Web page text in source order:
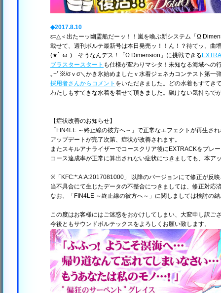
◆2017.8.10
ε=△＜出たーッ幽霊船だーッ！！嵐を喚ぶ新システム「Ω
載せて、週刊ボルテ最新号は本日発売ッ！！ん！？待てッ、
(★`･ω･)ゞそうなんデス！「Ω Dimension」に挑戦できる
ブラスタースタート も仕様が変わりマシタ！未知なる海域へ
｡+ﾟ※/σｖσ＼かき氷始めましたｖ水着ジェネカコンテスト第一
採用者さんからコメント をいただきました。どの水着もすてき
わたしもすてきな水着を着せて頂きました。融けない気持ちで
【症状改善のお知らせ】
「FIN4LE ～終止線の彼方へ～」で正常なエフェクトが再生さ
アップデートが完了次第、症状が改善されます。
またスキルアナライザーでコースクリア後にEXTRACKをプレ
コース達成率が正常に算出されない症状につきましても、本ア
※「KFC:*:A:A:2017081000」 以降のバージョンにて修正が反
当不具合にて生じたデータの不整合につきましては、修正対応
なお、「FIN4LE ～終止線の彼方へ～」に関しましては検討の
この度はお客様にはご迷惑をおかけしてしまい、大変申し訳ご
今後ともサウンドボルテックスをよろしくお願い致します。